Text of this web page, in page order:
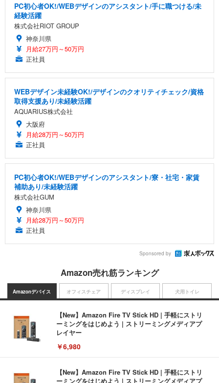
PC初心者OK!/WEBデザインのアシスタント/手に職つける/未
経験活躍
株式会社RIOT GROUP
神奈川県
月給27万円～50万円
正社員
WEBデザイン未経験OK!/デザインのクオリティチェック/資格
取得支援あり/未経験活躍
AQUARIUS株式会社
大阪府
月給28万円～50万円
正社員
PC初心者OK!/WEBデザインのアシスタント/寮・社宅・家賃
補助あり/未経験活躍
株式会社GUM
神奈川県
月給28万円～50万円
正社員
Sponsored by
Amazon売れ筋ランキング
Amazonデバイス
【New】Amazon Fire TV Stick HD | 手軽にストリ
ーミングをはじめよう | ストリーミングメディアプ
レイヤー
￥6,980
【New】Amazon Fire TV Stick HD | 手軽にストリ
ーミングをはじめよう | ストリーミングメディアプ
オフィスチェア ディスプレイ 犬用トイレ